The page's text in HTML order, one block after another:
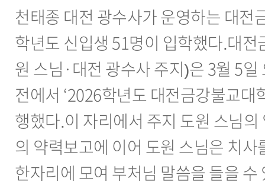
천태종 대전 광수사가 운영하는 대전
학년도 신입생 51명이 입학했다.대전
원 스님·대전 광수사 주지)은 3월 5일
전에서 ‘2026학년도 대전금강불교대
행했다.이 자리에서 주지 도원 스님의
의 약력보고에 이어 도원 스님은 치사
한자리에 모여 부처님 말씀을 들을 수